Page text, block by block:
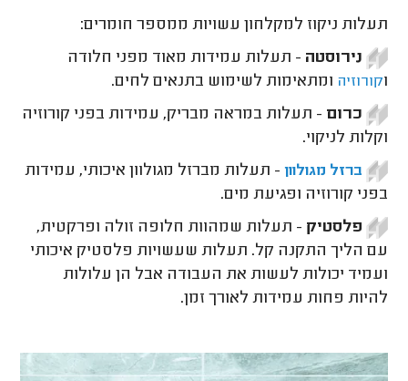
תעלות ניקוז למקלחון עשויות ממספר חומרים:
נירוסטה - תעלות עמידות מאוד מפני חלודה
וקורוזיה ומתאימות לשימוש בתנאים לחים.
כרום - תעלות במראה מבריק, עמידות בפני קורוזיה
וקלות לניקוי.
ברזל מגולוון - תעלות מברזל מגולוון איכותי, עמידות
בפני קורוזיה ופגיעת מים.
פלסטיק - תעלות שמהוות חלופה זולה ופרקטית,
עם הליך התקנה קל. תעלות שעשויות פלסטיק איכותי
ועמיד יכולות לעשות את העבודה אבל הן עלולות
להיות פחות עמידות לאורך זמן.